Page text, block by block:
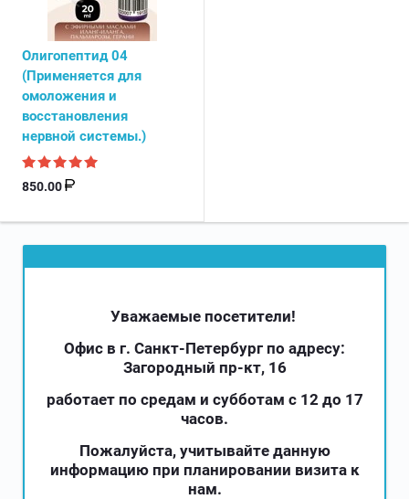
Олигопептид 04
(Применяется для
омоложения и
восстановления
нервной системы.)
850.00
Уважаемые посетители!
Офис в г. Санкт-Петербург по адресу:
Загородный пр-кт, 16
работает по средам и субботам с 12 до 17
часов.
Пожалуйста, учитывайте данную
информацию при планировании визита к
нам.